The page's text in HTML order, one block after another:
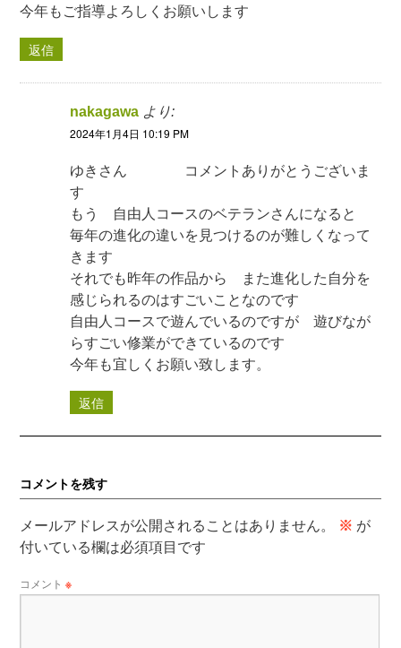
今年もご指導よろしくお願いします
返信
nakagawa より:
2024年1月4日 10:19 PM
ゆきさん コメントありがとうございま
す
もう 自由人コースのベテランさんになると
毎年の進化の違いを見つけるのが難しくなって
きます
それでも昨年の作品から また進化した自分を
感じられるのはすごいことなのです
自由人コースで遊んでいるのですが 遊びなが
らすごい修業ができているのです
今年も宜しくお願い致します。
返信
コメントを残す
メールアドレスが公開されることはありません。 ※ が
付いている欄は必須項目です
コメント※